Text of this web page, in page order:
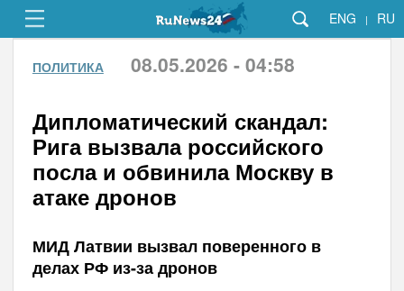
ENG | RU
ПОЛИТИКА 08.05.2026 - 04:58
Дипломатический скандал:
Рига вызвала российского
посла и обвинила Москву в
атаке дронов
МИД Латвии вызвал поверенного в
делах РФ из-за дронов